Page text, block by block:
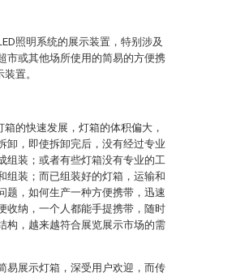
照明系统的展示装置，特别涉及
市或其他场所使用的简易的方便携
置。
箱的快速发展，灯箱的体积偏大，
卸，即使拆卸完后，没有经过专业
组装；或者有些灯箱没有专业的工
组装；而已组装好的灯箱，运输和
题，如何生产一种方便携带，迅速
收纳，一个人都能手提携带，随时
构，越来越符合展览展示市场的需
易展示灯箱，深受用户欢迎，而传